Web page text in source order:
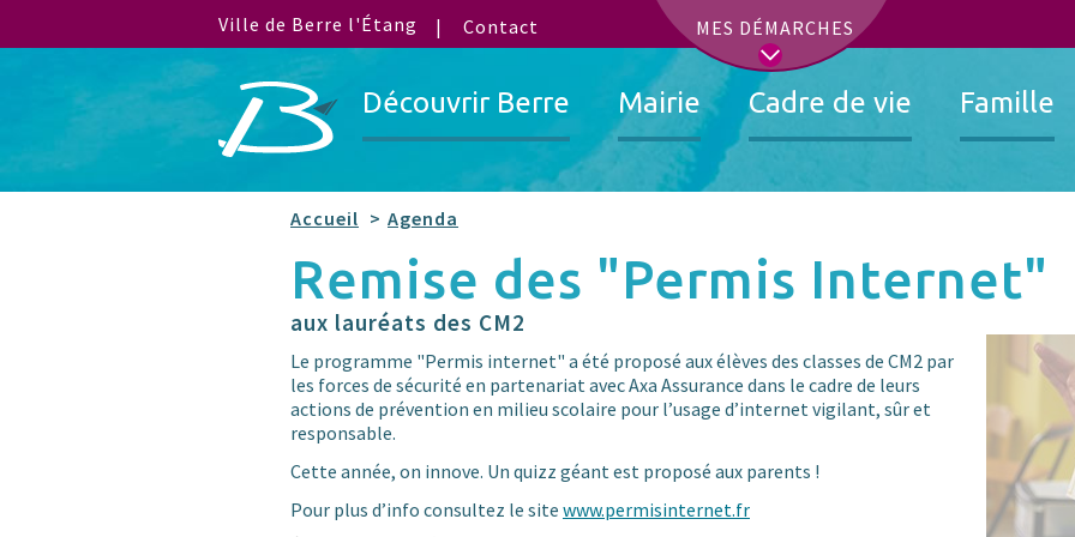
Ville de Berre l'Étang MES DÉMARCHES
Contact
Découvrir Berre Mairie Cadre de vie Famille
Accueil Agenda
Remise des "Permis Internet"
aux lauréats des CM2
Le programme "Permis internet" a été proposé aux élèves des classes de CM2 par
les forces de sécurité en partenariat avec Axa Assurance dans le cadre de leurs
actions de prévention en milieu scolaire pour l’usage d’internet vigilant, sûr et
responsable.
Cette année, on innove. Un quizz géant est proposé aux parents !
Pour plus d’info consultez le site www.permisinternet.fr